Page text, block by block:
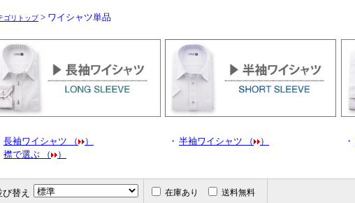
ゴリトップ> ワイシャツ単品
長袖ワイシャツ （ ） ・ 半袖ワイシャツ （ ） ・
襟で選ぶ （ ）
び替え 在庫あり 送料無料